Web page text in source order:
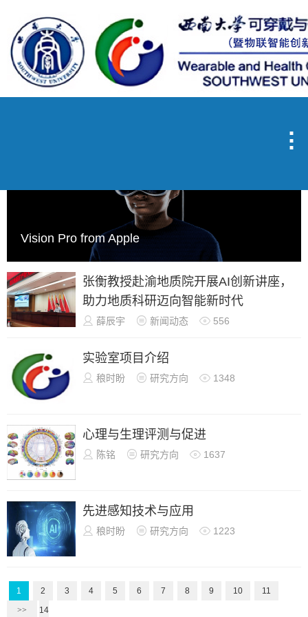

Vision Pro from Apple
张衡教授赴渝地质院开展AI创新讲座，
助力地质科研迈向智能新时代
 薛辰宇  新闻动态  556
实验室项目介绍
 稂时盼  研究方向  1348
心理与生理评测与促进
 陈铭  研究方向  1637
先进感知技术与应用
 稂时盼  研究方向  1223
1 2 3 4 5 6 7 8 9 10
11
>>
14